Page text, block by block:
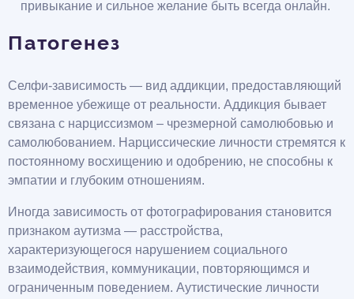
привыкание и сильное желание быть всегда онлайн.
Патогенез
Селфи-зависимость — вид аддикции, предоставляющий
временное убежище от реальности. Аддикция бывает
связана с нарциссизмом – чрезмерной самолюбовью и
самолюбованием. Нарциссические личности стремятся к
постоянному восхищению и одобрению, не способны к
эмпатии и глубоким отношениям.
Иногда зависимость от фотографирования становится
признаком аутизма — расстройства,
характеризующегося нарушением социального
взаимодействия, коммуникации, повторяющимся и
ограниченным поведением. Аутистические личности